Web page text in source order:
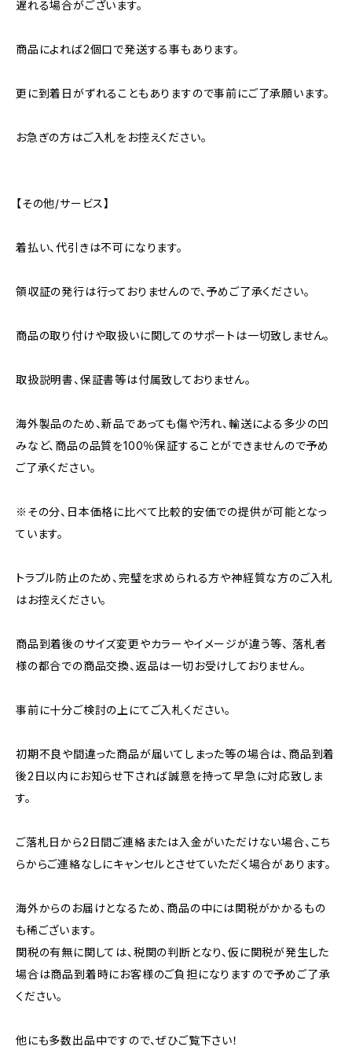
遅れる場合がございます。
商品によれば2個口で発送する事もあります。
更に到着日がずれることもありますので事前にご了承願います。
お急ぎの方はご入札をお控えください。
【その他/サービス】
着払い、代引きは不可になります。
領収証の発行は行っておりませんので、予めご了承ください。
商品の取り付けや取扱いに関してのサポートは一切致しません。
取扱説明書、保証書等は付属致しておりません。
海外製品のため、新品であっても傷や汚れ、輸送による多少の凹
みなど、商品の品質を100％保証することができませんので予め
ご了承ください。
※その分、日本価格に比べて比較的安価での提供が可能となっ
ています。
トラブル防止のため、完璧を求められる方や神経質な方のご入札
はお控えください。
商品到着後のサイズ変更やカラーやイメージが違う等、 落札者
様の都合での商品交換、返品は一切お受けしておりません。
事前に十分ご検討の上にてご入札ください。
初期不良や間違った商品が届いてしまった等の場合は、商品到着
後2日以内にお知らせ下されば誠意を持って早急に対応致しま
す。
ご落札日から2日間ご連絡または入金がいただけない場合、こち
らからご連絡なしにキャンセルとさせていただく場合があります。
海外からのお届けとなるため、商品の中には関税がかかるもの
も稀ございます。
関税の有無に関しては、税関の判断となり、仮に関税が発生した
場合は商品到着時にお客様のご負担になりますので予めご了承
ください。
他にも多数出品中ですので、ぜひご覧下さい！